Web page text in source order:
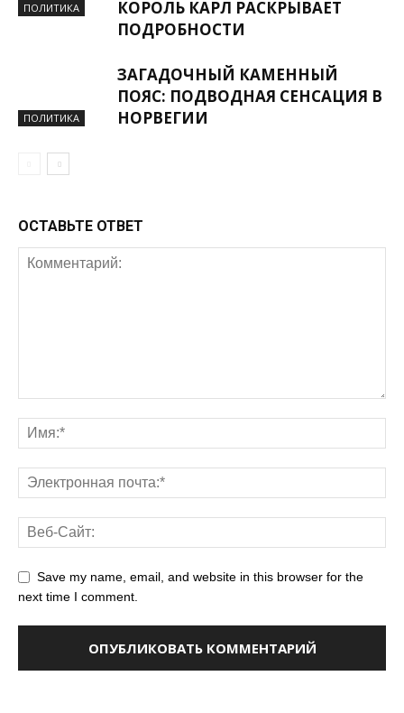
ПОЛИТИКА
КОРОЛЬ КАРЛ РАСКРЫВАЕТ
ПОДРОБНОСТИ
ПОЛИТИКА
ЗАГАДОЧНЫЙ КАМЕННЫЙ
ПОЯС: ПОДВОДНАЯ СЕНСАЦИЯ В
НОРВЕГИИ
ОСТАВЬТЕ ОТВЕТ
Save my name, email, and website in this browser for the
next time I comment.